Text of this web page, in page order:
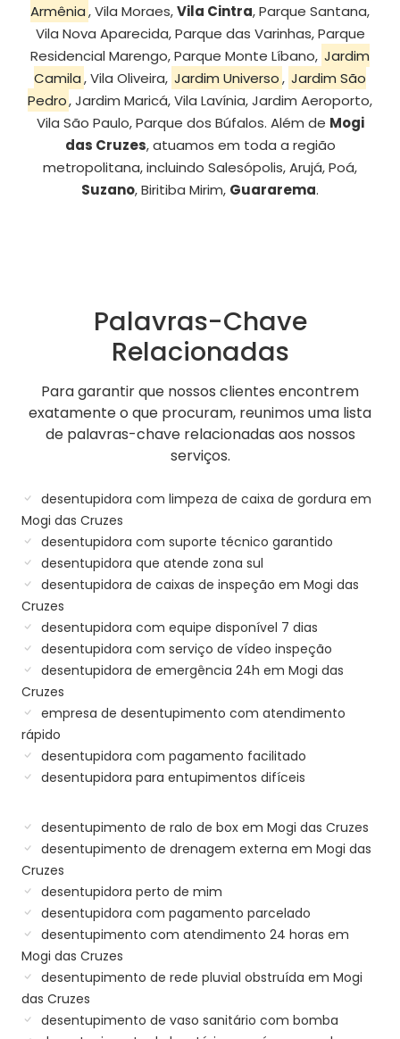
Armênia, Vila Moraes,Vila Cintra, Parque Santana,
Vila Nova Aparecida, Parque das Varinhas, Parque
Residencial Marengo, Parque Monte Líbano, Jardim
Camila, Vila Oliveira, Jardim Universo, Jardim São
Pedro, Jardim Maricá, Vila Lavínia, Jardim Aeroporto,
Vila São Paulo, Parque dos Búfalos. Além de Mogi
das Cruzes, atuamos em toda a região
metropolitana, incluindo Salesópolis, Arujá, Poá,
Suzano, Biritiba Mirim, Guararema.
Palavras-Chave
Relacionadas
Para garantir que nossos clientes encontrem
exatamente o que procuram, reunimos uma lista
de palavras-chave relacionadas aos nossos
serviços.
desentupidora com limpeza de caixa de gordura em
Mogi das Cruzes
desentupidora com suporte técnico garantido
desentupidora que atende zona sul
desentupidora de caixas de inspeção em Mogi das
Cruzes
desentupidora com equipe disponível 7 dias
desentupidora com serviço de vídeo inspeção
desentupidora de emergência 24h em Mogi das
Cruzes
empresa de desentupimento com atendimento
rápido
desentupidora com pagamento facilitado
desentupidora para entupimentos difíceis
desentupimento de ralo de box em Mogi das Cruzes
desentupimento de drenagem externa em Mogi das
Cruzes
desentupidora perto de mim
desentupidora com pagamento parcelado
desentupimento com atendimento 24 horas em
Mogi das Cruzes
desentupimento de rede pluvial obstruída em Mogi
das Cruzes
desentupimento de vaso sanitário com bomba